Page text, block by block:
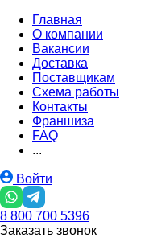
Главная
О компании
Вакансии
Доставка
Поставщикам
Схема работы
Контакты
Франшиза
FAQ
...
Войти
8 800 700 5396
Заказать звонок